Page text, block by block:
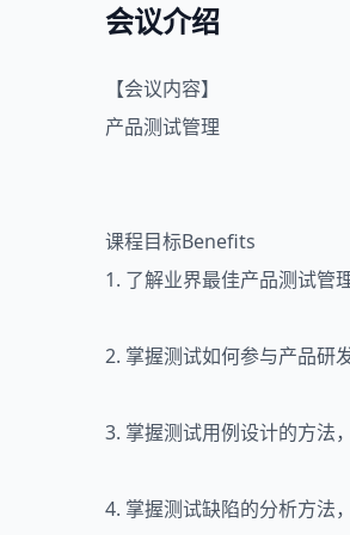
会议介绍
【会议内容】
产品测试管理
课程目标Benefits
1. 了解业界最佳产品测试管
2. 掌握测试如何参与产品研
3. 掌握测试用例设计的方法
4. 掌握测试缺陷的分析方法